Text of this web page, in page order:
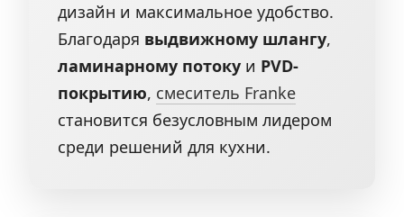
дизайн и максимальное удобство.
Благодаря выдвижному шлангу,
ламинарному потоку и PVD-
покрытию, смеситель Franke
становится безусловным лидером
среди решений для кухни.